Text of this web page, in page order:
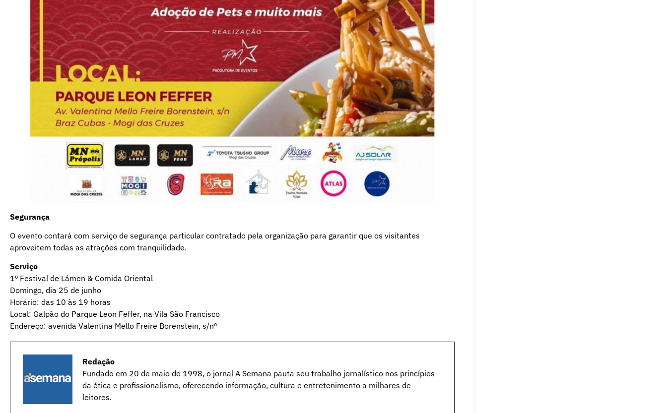
Segurança
O evento contará com serviço de segurança particular contratado pela organização para garantir que os visitantes
aproveitem todas as atrações com tranquilidade.
Serviço
1º Festival de Lámen & Comida Oriental
Domingo, dia 25 de junho
Horário: das 10 às 19 horas
Local: Galpão do Parque Leon Feffer, na Vila São Francisco
Endereço: avenida Valentina Mello Freire Borenstein, s/nº
Redação
Fundado em 20 de maio de 1998, o jornal A Semana pauta seu trabalho jornalístico nos princípios
da ética e profissionalismo, oferecendo informação, cultura e entretenimento a milhares de
leitores.